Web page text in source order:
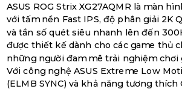
ASUS ROG Strix XG27AQMR là màn
với tấm nền Fast IPS, độ phân giải 2K
và tần số quét siêu nhanh lên đến
được thiết kế dành cho các game thủ
những người đam mê trải nghiệm chơi
Với công nghệ ASUS Extreme Low
(ELMB SYNC) và khả năng tương thích